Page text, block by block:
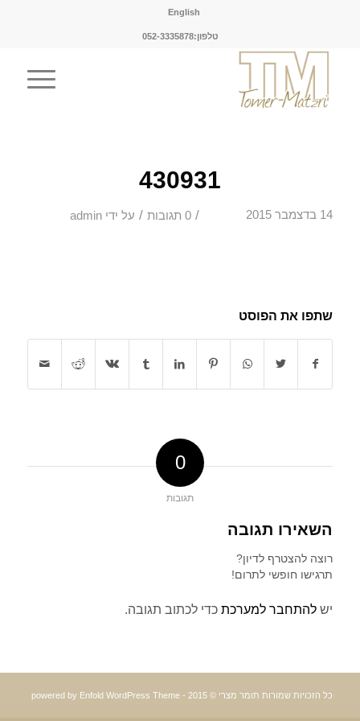
English
טלפון:052-3335878
430931
14 בדצמבר 2015 / 0 תגובות / על ידי admin
שתפו את הפוסט
0
תגובות
השאירו תגובה
רוצה להצטרף לדיון?
תרגישו חופשי לתרום!
יש להתחבר למערכתכדי לכתוב תגובה.
כל הזכויות שמורות תומר מצרי © 2015 - powered by Enfold WordPress Theme